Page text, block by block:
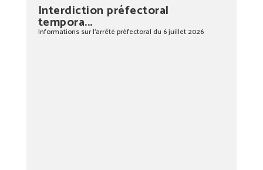
Interdiction préfectoral
tempora...
Informations sur l’arrêté préfectoral du 6 juillet 2026